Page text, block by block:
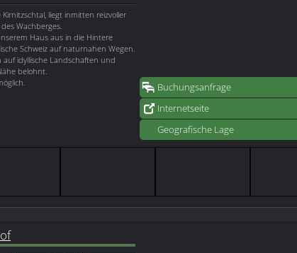
Buchungsanfrage
Internetseite
Geografische Lage
liegt inmitten reizvoller
Wachberges.
Haus aus in die Hintere
Schweiz auf naturnahen Wegen.
idyllische Landschaften und
belohnt.